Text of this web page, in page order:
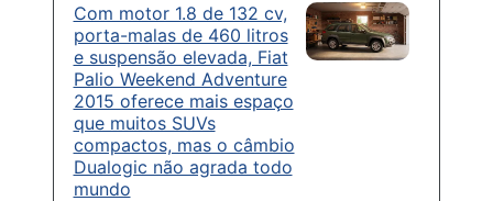
Com motor 1.8 de 132 cv,
porta-malas de 460 litros
e suspensão elevada, Fiat
Palio Weekend Adventure
2015 oferece mais espaço
que muitos SUVs
compactos, mas o câmbio
Dualogic não agrada todo
mundo